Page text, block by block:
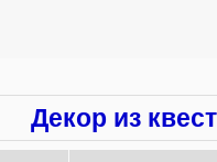
Декор из